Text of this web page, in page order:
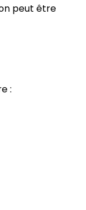
peut être
: